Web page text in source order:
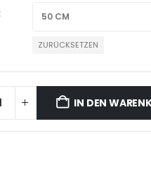
ZURÜCKSETZEN
IN DEN